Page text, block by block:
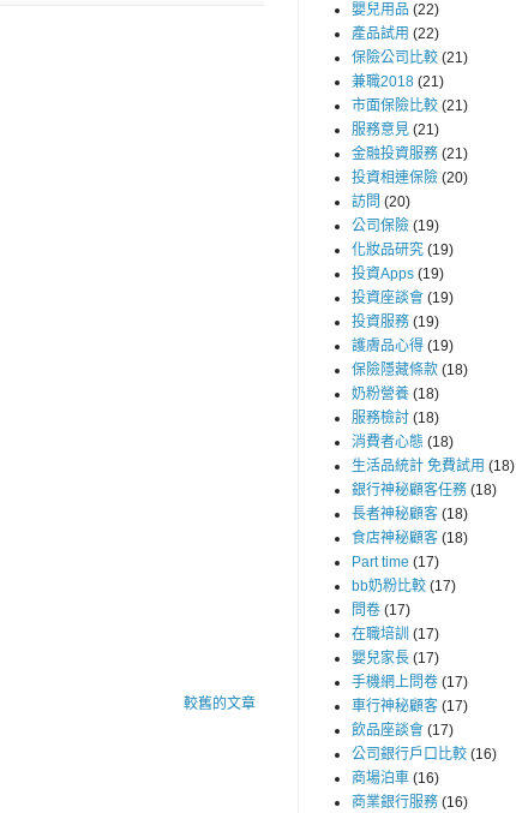
較舊的文章
嬰兒用品 (22)
產品試用 (22)
保險公司比較 (21)
兼職2018 (21)
市面保險比較 (21)
服務意見 (21)
金融投資服務 (21)
投資相連保險 (20)
訪問 (20)
公司保險 (19)
化妝品研究 (19)
投資Apps (19)
投資座談會 (19)
投資服務 (19)
護膚品心得 (19)
保險隱藏條款 (18)
奶粉營養 (18)
服務檢討 (18)
消費者心態 (18)
生活品統計 免費試用 (18)
銀行神秘顧客任務 (18)
長者神秘顧客 (18)
食店神秘顧客 (18)
Part time (17)
bb奶粉比較 (17)
問卷 (17)
在職培訓 (17)
嬰兒家長 (17)
手機網上問卷 (17)
車行神秘顧客 (17)
飲品座談會 (17)
公司銀行戶口比較 (16)
商場泊車 (16)
商業銀行服務 (16)